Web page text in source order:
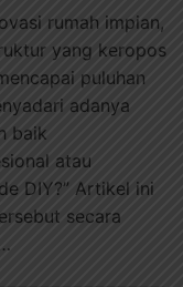
rumah impian,
yang keropos
puluhan
adanya
baik
atau
DIY?” Artikel ini
secara